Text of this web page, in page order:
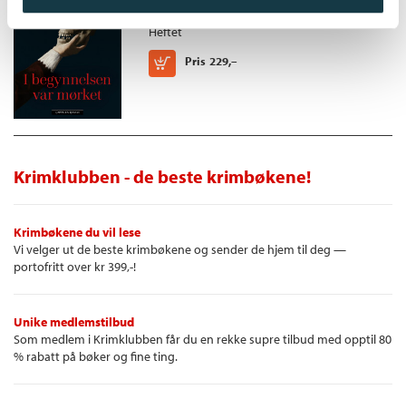
Heftet
Pris 229,–
Kjøp
Krimklubben - de beste krimbøkene!
Krimbøkene du vil lese
Vi velger ut de beste krimbøkene og sender de hjem til deg —
portofritt over kr 399,-!
Unike medlemstilbud
Som medlem i Krimklubben får du en rekke supre tilbud med opptil 80
% rabatt på bøker og fine ting.